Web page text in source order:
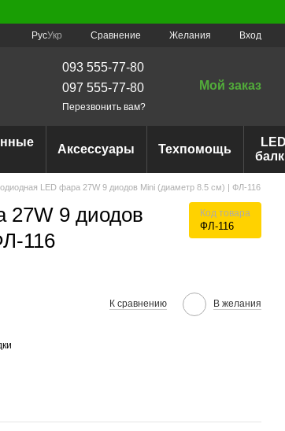
РусУкр Сравнение Желания Вход
093 555-77-80
097 555-77-80
Перезвонить вам?
Мой заказ
Аксессуары Техпомощь
LED фара 27W 9 диодов Mini (диаметр 8.5 см) | ФЛ-116
27W 9 диодов
116
Код товара
ФЛ-116
К сравнению В желания